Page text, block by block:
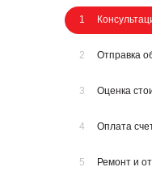
1
2 Отправка
3 Оценка
4 Оплата
5 Ремонт и